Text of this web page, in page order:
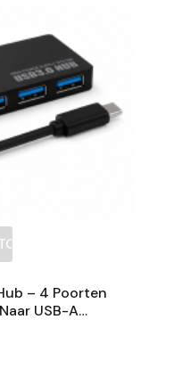
AAN
– 4 Poorten
USB-A